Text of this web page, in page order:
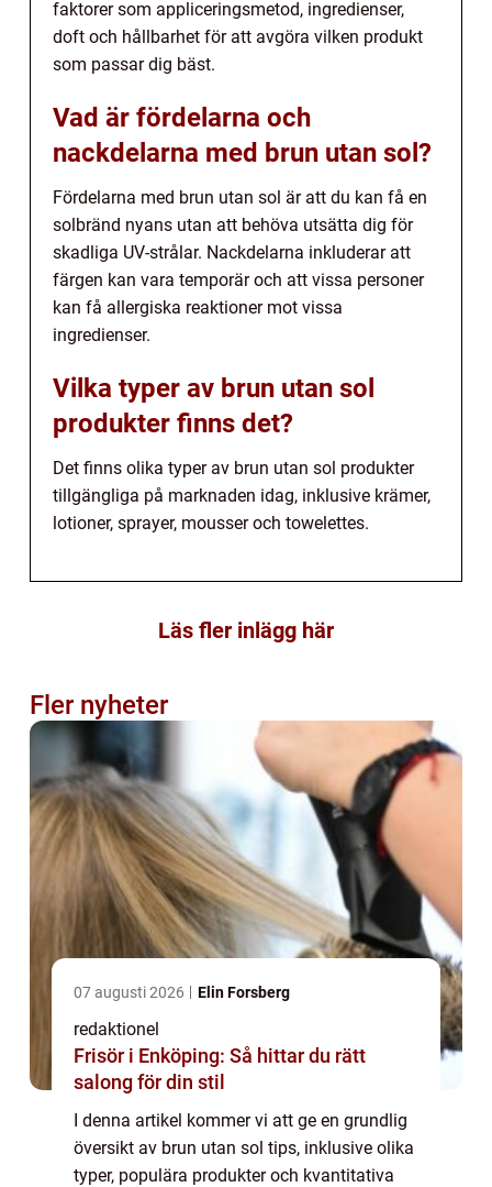
faktorer som appliceringsmetod, ingredienser,
doft och hållbarhet för att avgöra vilken produkt
som passar dig bäst.
Vad är fördelarna och
nackdelarna med brun utan sol?
Fördelarna med brun utan sol är att du kan få en
solbränd nyans utan att behöva utsätta dig för
skadliga UV-strålar. Nackdelarna inkluderar att
färgen kan vara temporär och att vissa personer
kan få allergiska reaktioner mot vissa
ingredienser.
Vilka typer av brun utan sol
produkter finns det?
Det finns olika typer av brun utan sol produkter
tillgängliga på marknaden idag, inklusive krämer,
lotioner, sprayer, mousser och towelettes.
Läs fler inlägg här
Fler nyheter
07 augusti 2026 Elin Forsberg
redaktionel
Frisör i Enköping: Så hittar du rätt
salong för din stil
I denna artikel kommer vi att ge en grundlig
översikt av brun utan sol tips, inklusive olika
typer, populära produkter och kvantitativa